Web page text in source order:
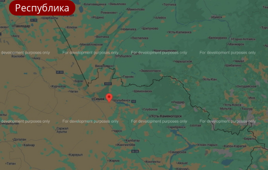
Республика